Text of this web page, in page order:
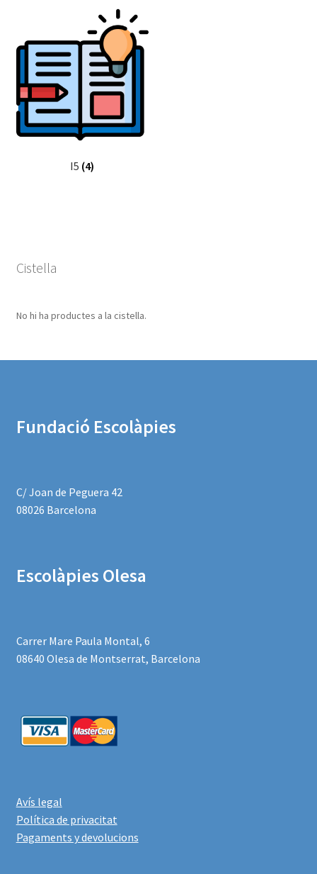
I5 (4)
Cistella
No hi ha productes a la cistella.
Fundació Escolàpies
C/ Joan de Peguera 42
08026 Barcelona
Escolàpies Olesa
Carrer Mare Paula Montal, 6
08640 Olesa de Montserrat, Barcelona
Avís legal
Política de privacitat
Pagaments y devolucions